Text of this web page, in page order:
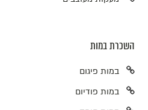
השכרת במות
במות פיגום
במות פודיום